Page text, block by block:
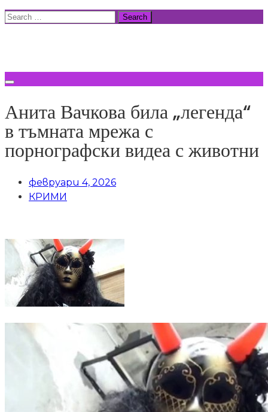
Skip
Search
Анита Вачкова била „легенда“
в тъмната мрежа с
порнографски видеа с животни
февруари 4, 2026
КРИМИ